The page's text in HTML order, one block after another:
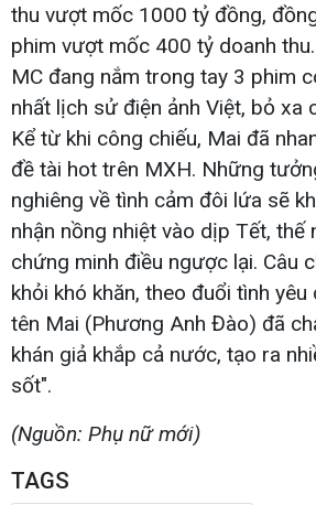
thu vượt mốc 1000 tỷ đồng,
phim vượt mốc 400 tỷ doanh
MC đang nắm trong tay 3 phim
nhất lịch sử điện ảnh Việt, bỏ xa
Kể từ khi công chiếu, Mai đã
đề tài hot trên MXH. Những
nghiêng về tình cảm đôi lứa sẽ
nhận nồng nhiệt vào dịp Tết, thế
chứng minh điều ngược lại. Câu
khỏi khó khăn, theo đuổi tình
tên Mai (Phương Anh Đào) đã
khán giả khắp cả nước, tạo ra
sốt".
(Nguồn: Phụ nữ mới)
TAGS